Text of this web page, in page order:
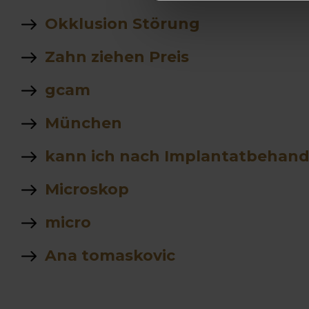
Okklusion Störung
Zahn ziehen Preis
gcam
München
kann ich nach
Microskop
micro
Ana tomaskovic